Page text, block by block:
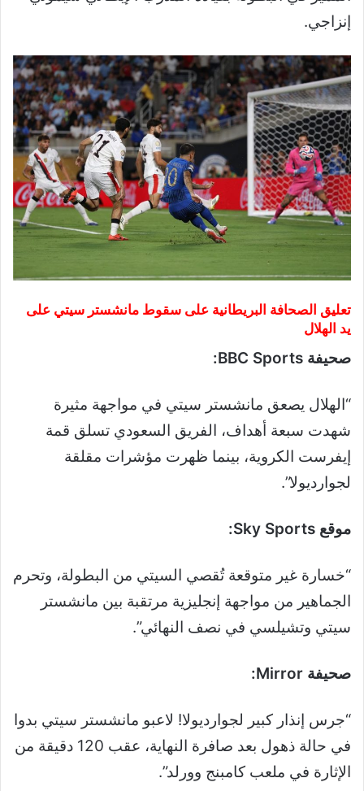
إنزاجي.
تعليق الصحافة البريطانية على سقوط مانشستر سيتي على
يد الهلال
صحيفة BBC Sports:
“الهلال يصعق مانشستر سيتي في مواجهة مثيرة
شهدت سبعة أهداف، الفريق السعودي تسلق قمة
إيفرست الكروية، بينما ظهرت مؤشرات مقلقة
لجوارديولا”.
موقع Sky Sports:
“خسارة غير متوقعة تُقصي السيتي من البطولة، وتحرم
الجماهير من مواجهة إنجليزية مرتقبة بين مانشستر
سيتي وتشيلسي في نصف النهائي”.
صحيفة Mirror:
“جرس إنذار كبير لجوارديولا! لاعبو مانشستر سيتي بدوا
في حالة ذهول بعد صافرة النهاية، عقب 120 دقيقة من
الإثارة في ملعب كامبنج وورلد”.